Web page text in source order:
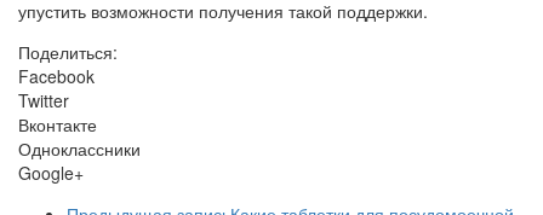
упустить возможности получения такой поддержки.
Поделиться:
Facebook
Twitter
Вконтакте
Одноклассники
Google+